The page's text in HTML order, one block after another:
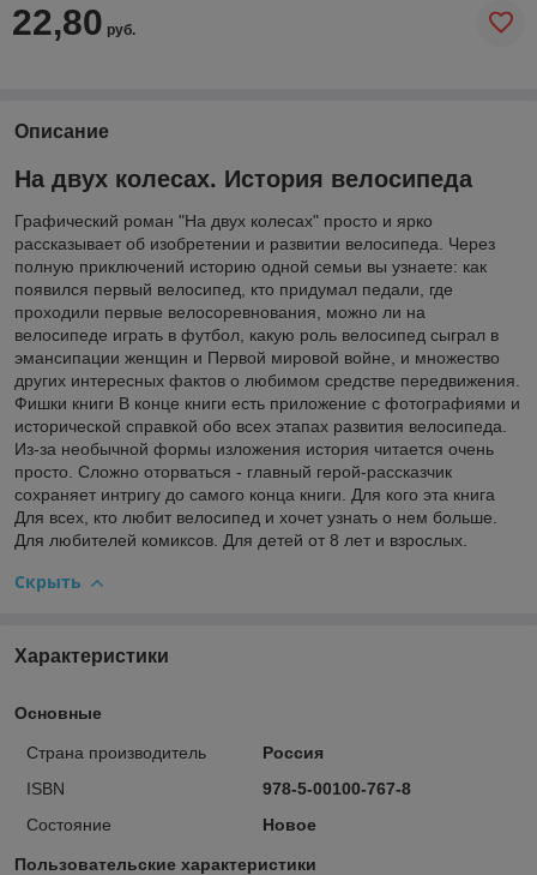
22,80 руб.
Описание
На двух колесах. История велосипеда
Графический роман "На двух колесах" просто и ярко
рассказывает об изобретении и развитии велосипеда. Через
полную приключений историю одной семьи вы узнаете: как
появился первый велосипед, кто придумал педали, где
проходили первые велосоревнования, можно ли на
велосипеде играть в футбол, какую роль велосипед сыграл в
эмансипации женщин и Первой мировой войне, и множество
других интересных фактов о любимом средстве передвижения.
Фишки книги В конце книги есть приложение с фотографиями и
исторической справкой обо всех этапах развития велосипеда.
Из-за необычной формы изложения история читается очень
просто. Сложно оторваться - главный герой-рассказчик
сохраняет интригу до самого конца книги. Для кого эта книга
Для всех, кто любит велосипед и хочет узнать о нем больше.
Для любителей комиксов. Для детей от 8 лет и взрослых.
Скрыть
Характеристики
Основные
Страна производитель
Россия
ISBN
978-5-00100-767-8
Состояние
Новое
Пользовательские характеристики